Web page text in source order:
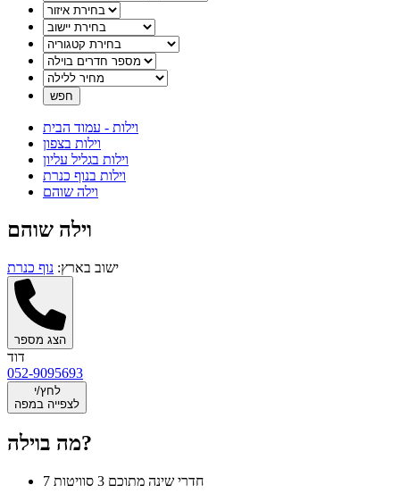
וילות - עמוד הבית
וילות בצפון
וילות בגליל עליון
וילות בנוף כנרת
וילה שוהם
וילה שוהם
ישוב בארץ: נוף כנרת
הצג מספר
דוד
052-9095693
לחץ/י
לצפייה במפה
מה בוילה?
7 חדרי שינה מתוכם 3 סוויטות